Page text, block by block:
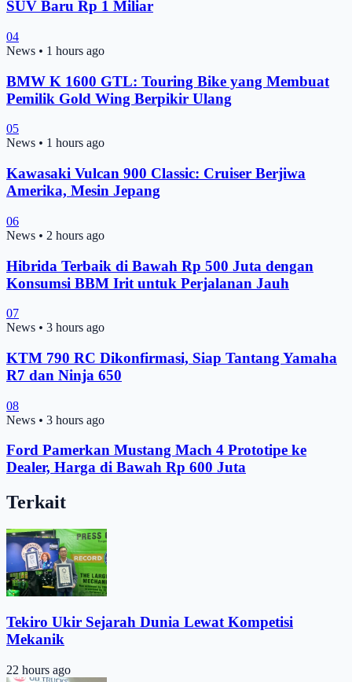
SUV Baru Rp 1 Miliar
04
News • 1 hours ago
BMW K 1600 GTL: Touring Bike yang Membuat
Pemilik Gold Wing Berpikir Ulang
05
News • 1 hours ago
Kawasaki Vulcan 900 Classic: Cruiser Berjiwa
Amerika, Mesin Jepang
06
News • 2 hours ago
Hibrida Terbaik di Bawah Rp 500 Juta dengan
Konsumsi BBM Irit untuk Perjalanan Jauh
07
News • 3 hours ago
KTM 790 RC Dikonfirmasi, Siap Tantang Yamaha
R7 dan Ninja 650
08
News • 3 hours ago
Ford Pamerkan Mustang Mach 4 Prototipe ke
Dealer, Harga di Bawah Rp 600 Juta
Terkait
Tekiro Ukir Sejarah Dunia Lewat Kompetisi
Mekanik
22 hours ago